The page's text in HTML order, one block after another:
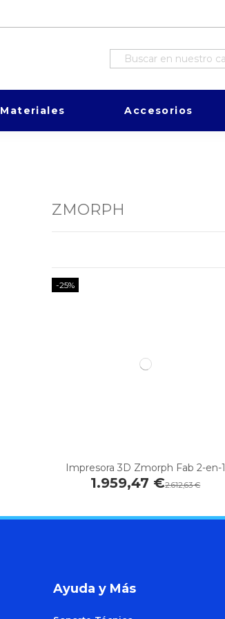
Materiales Accesorios
ZMORPH
-25%
Impresora 3D Zmorph Fab 2-en-1
1.959,47 €2.612,63 €
Ayuda y Más